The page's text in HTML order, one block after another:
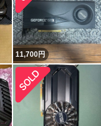
11,700円